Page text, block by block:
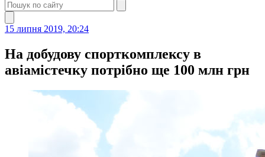
15 липня 2019, 20:24
На добудову спорткомплексу в
авіамістечку потрібно ще 100 млн грн